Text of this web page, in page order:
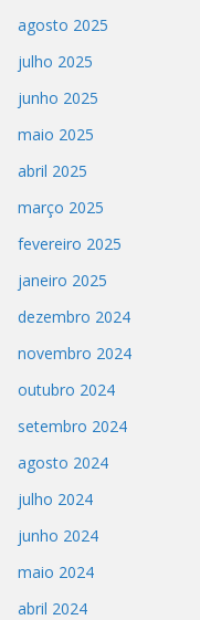
agosto 2025
julho 2025
junho 2025
maio 2025
abril 2025
março 2025
fevereiro 2025
janeiro 2025
dezembro 2024
novembro 2024
outubro 2024
setembro 2024
agosto 2024
julho 2024
junho 2024
maio 2024
abril 2024